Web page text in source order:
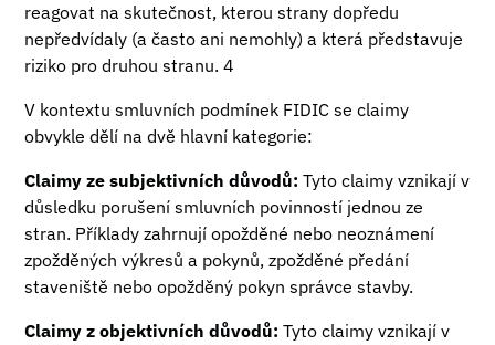
reagovat na skutečnost, kterou strany dopředu
nepředvídaly (a často ani nemohly) a která představuje
riziko pro druhou stranu. 4
V kontextu smluvních podmínek FIDIC se claimy
obvykle dělí na dvě hlavní kategorie:
Claimy ze subjektivních důvodů: Tyto claimy vznikají v
důsledku porušení smluvních povinností jednou ze
stran. Příklady zahrnují opožděné nebo neoznámení
zpožděných výkresů a pokynů, zpožděné předání
staveniště nebo opožděný pokyn správce stavby.
Claimy z objektivních důvodů: Tyto claimy vznikají v